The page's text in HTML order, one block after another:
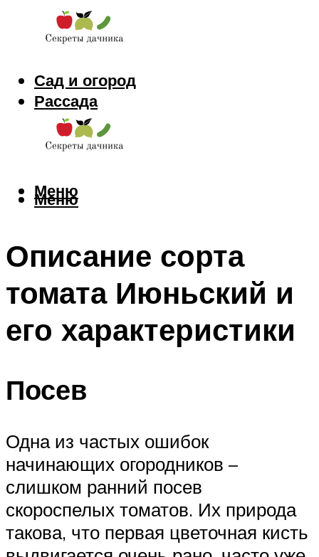
Сад и огород
Рассада
Цветы
Заготовки
Меню
Меню
Описание сорта
томата Июньский и
его характеристики
Посев
Одна из частых ошибок
начинающих огородников –
слишком ранний посев
скороспелых томатов. Их природа
такова, что первая цветочная кисть